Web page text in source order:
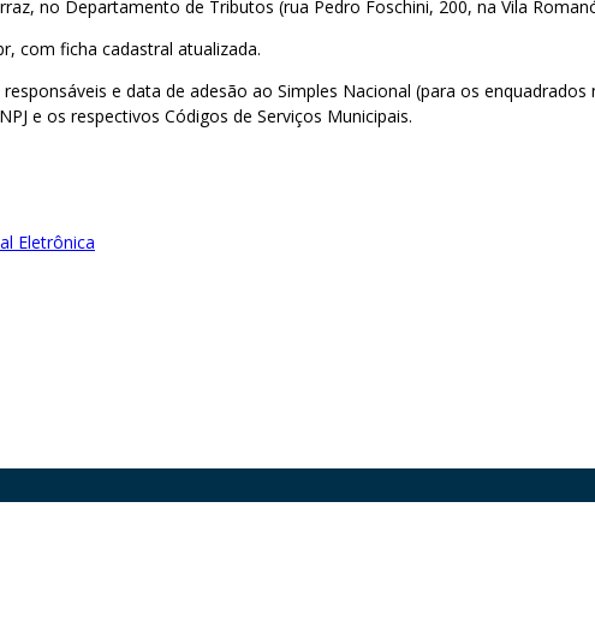
no Departamento de Tributos (rua Pedro Foschini, 200, na Vila
com ficha cadastral atualizada.
e data de adesão ao Simples Nacional (para os
e os respectivos Códigos de Serviços Municipais.
Eletrônica